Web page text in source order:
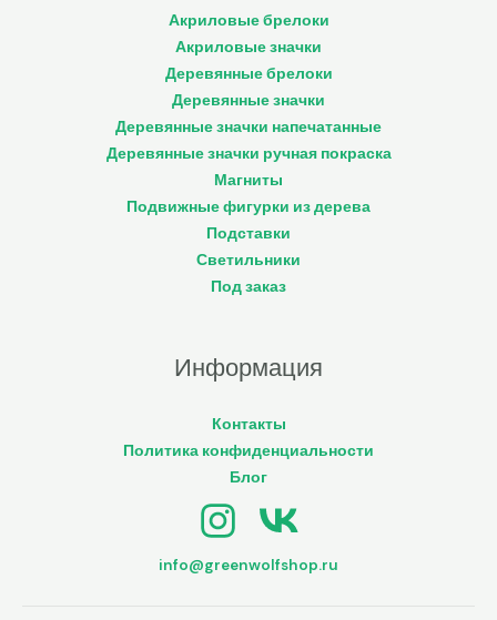
Акриловые брелоки
Акриловые значки
Деревянные брелоки
Деревянные значки
Деревянные значки напечатанные
Деревянные значки ручная покраска
Магниты
Подвижные фигурки из дерева
Подставки
Светильники
Под заказ
Информация
Контакты
Политика конфиденциальности
Блог
info@greenwolfshop.ru